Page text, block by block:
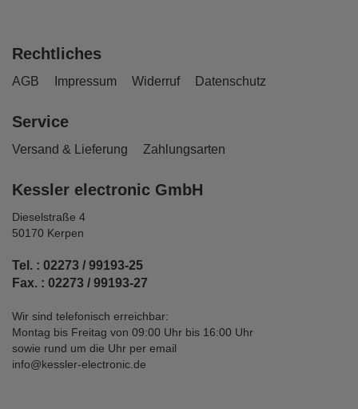
Rechtliches
AGB Impressum Widerruf Datenschutz
Service
Versand & Lieferung Zahlungsarten
Kessler electronic GmbH
Dieselstraße 4
50170 Kerpen
Tel. : 02273 / 99193-25
Fax. : 02273 / 99193-27
Wir sind telefonisch erreichbar:
Montag bis Freitag von 09:00 Uhr bis 16:00 Uhr
sowie rund um die Uhr per email
info@kessler-electronic.de